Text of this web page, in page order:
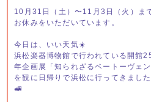
10月31日（土）〜11月3日（火）ま
お休みをいただいています。
今日は、いい天気☀️
浜松楽器博物館で行われている開館
年企画展「知られざるベートーヴェン
を観に日帰りで浜松に行ってきました
🚅